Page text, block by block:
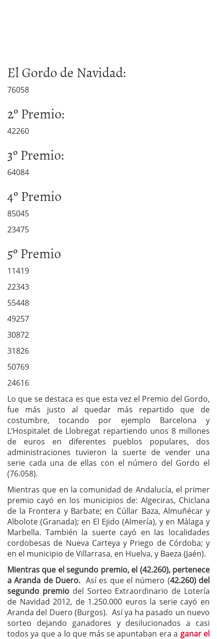
El Gordo de Navidad:
76058
2º Premio:
42260
3º Premio:
64084
4º Premio
85045
23475
5º Premio
11419
22343
55448
49257
30872
31826
50769
24616
Lo que se destaca es que esta vez el Premio del Gordo,
fue más justo al quedar más repartido que de
costumbre, tocando por ejemplo Barcelona y
L’Hospitalet de Llobregat repartiendo unos 8 millones
de euros en diferentes pueblos populares, dos
administraciones tuvieron la suerte de vender una
serie cada una de ellas con el número del Gordo el
(76.058).
Mientras que en la comunidad de Andalucía, el primer
premio cayó en los municipios de: Algeciras, Chiclana
de la Frontera y Barbate; en Cúllar Baza, Almuñécar y
Albolote (Granada); en El Ejido (Almería), y en Málaga y
Marbella. También la suerte cayó en las localidades
cordobesas de Nueva Carteya y Priego de Córdoba; y
en el municipio de Villarrasa, en Huelva, y Baeza (Jaén).
Mientras que el segundo premio, el (42.260), pertenece
a Aranda de Duero. Así es que el número (42.260) del
segundo premiodel Sorteo Extraordinario de Lotería
de Navidad 2012, de 1.250.000 euros la serie cayó en
Aranda del Duero (Burgos). Así ya ha pasado un nuevo
sorteo dejando ganadores y desilucionados a casi
todos ya que a lo que más se apuntaban era a ganar el